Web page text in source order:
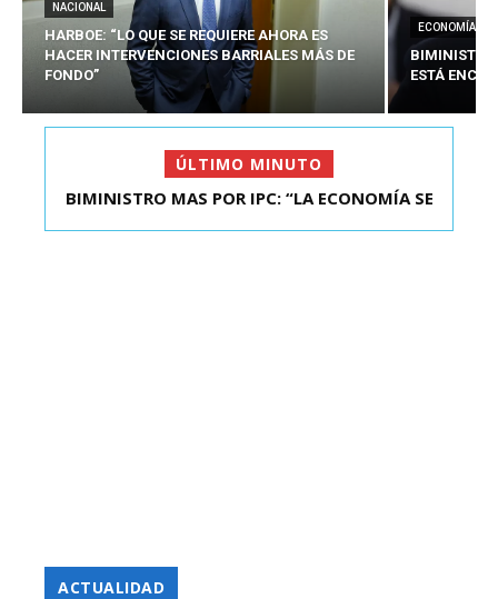
NACIONAL
HARBOE: “LO QUE SE REQUIERE AHORA ES
HACER INTERVENCIONES BARRIALES MÁS DE
FONDO”
ECONOMÍA
BIMINISTRO
ESTÁ
ÚLTIMO MINUTO
KAST SE REUNIÓ CON EL PRESIDENTE ELECTO DE
BIMINISTRO MAS POR IPC: “LA ECONOMÍA SE
ACTUALIDAD